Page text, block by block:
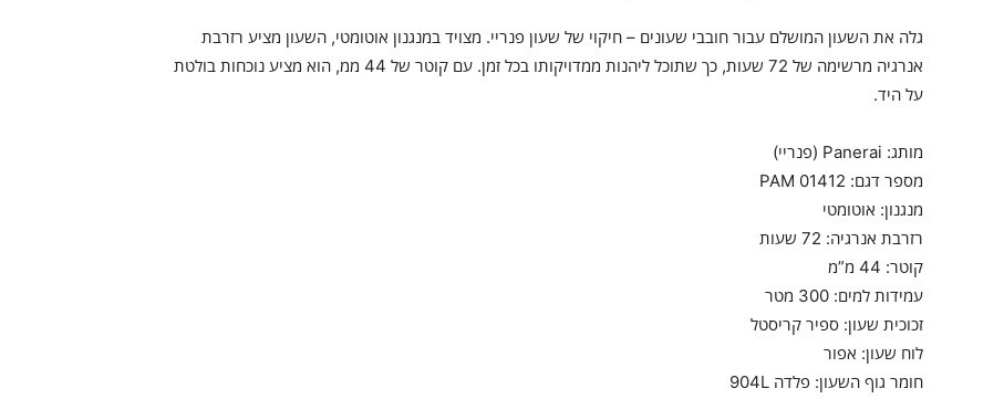
גלה את השעון המושלם עבור חובבי שעונים – חיקוי של שעון פנריי. מצויד במנגנון אוטומטי, השעון מציע רזרבת
אנרגיה מרשימה של 72 שעות, כך שתוכל ליהנות ממדויקותו בכל זמן. עם קוטר של 44 ממ, הוא מציע נוכחות בולטת
על היד.
מותג: Panerai (פנריי)
מספר דגם: PAM 01412
מנגנון: אוטומטי
רזרבת אנרגיה: 72 שעות
קוטר: 44 מ”מ
עמידות למים: 300 מטר
זכוכית שעון: ספיר קריסטל
לוח שעון: אפור
חומר גוף השעון: פלדה 904L